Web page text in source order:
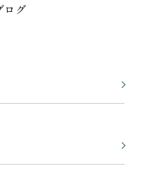
ログ